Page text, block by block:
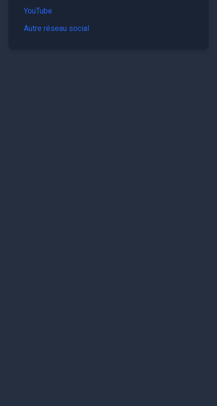
YouTube
Autre réseau social